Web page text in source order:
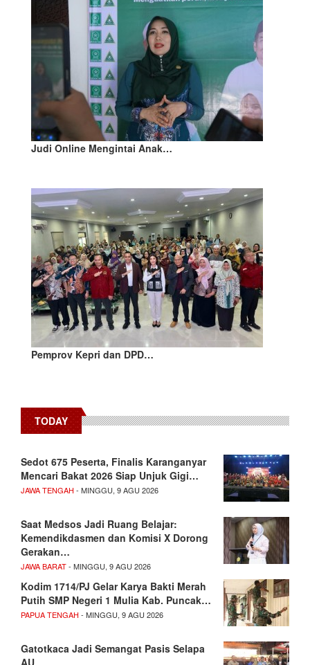
Judi Online Mengintai Anak…
Pemprov Kepri dan DPD…
TODAY
Sedot 675 Peserta, Finalis Karanganyar
Mencari Bakat 2026 Siap Unjuk Gigi…
JAWA TENGAH - MINGGU, 9 AGU 2026
Saat Medsos Jadi Ruang Belajar:
Kemendikdasmen dan Komisi X Dorong
Gerakan…
JAWA BARAT- MINGGU, 9 AGU 2026
Kodim 1714/PJ Gelar Karya Bakti Merah
Putih SMP Negeri 1 Mulia Kab. Puncak…
PAPUA TENGAH - MINGGU, 9 AGU 2026
Gatotkaca Jadi Semangat Pasis Selapa